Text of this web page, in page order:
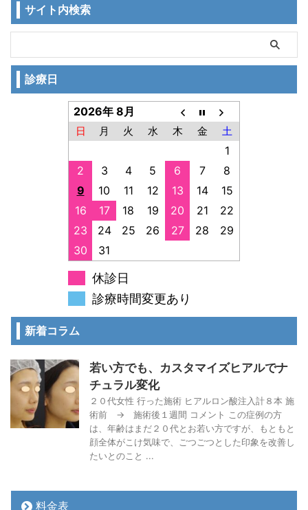
サイト内検索
診療日
2026年 8月
日 月 火 水 木 金 土
1
2
3 4 5 6 7
8
9
10 11 12 13 14
15
16
17 18 19 20 21
22
23
24 25 26 27 28
29
30
31
休診日
診療時間変更あり
新着コラム
若い方でも、カスタマイズヒアルでナ
チュラル変化
２０代女性 行った施術 ヒアルロン酸注入計８本 施
術前 → 施術後１週間 コメント この症例の方
は、年齢はまだ２０代とお若い方ですが、もともと
顔全体がこけ気味で、ごつごつとした印象を改善し
たいとのこと ...
料金表